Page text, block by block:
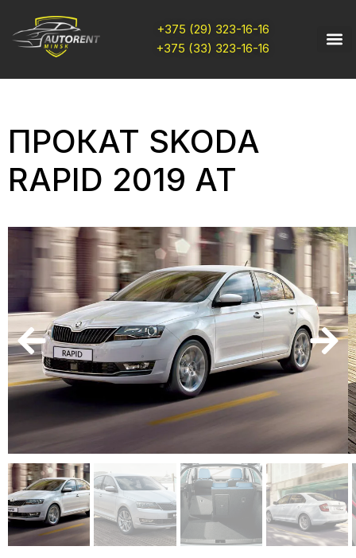
+375 (29) 323-16-16
+375 (33) 323-16-16
ПРОКАТ SKODA
RAPID 2019 AT